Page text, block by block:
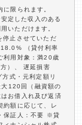
限られます。
定した収入のある
いただけます。
停止させていただ
（貸付利率
利用対象：満20歳
）、 遅延損害
式・元利定額リ
120回（融資額の
お借入れ及び返済
約額に応じて、レ
保証人：不要 ※貸